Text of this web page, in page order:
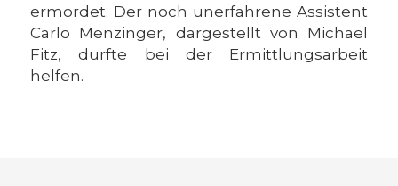
ermordet. Der noch unerfahrene Assistent
Carlo Menzinger, dargestellt von Michael
Fitz, durfte bei der Ermittlungsarbeit
helfen.